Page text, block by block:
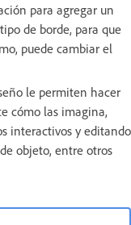
para agregar un
de borde, para que
puede cambiar el
le permiten hacer
cómo las imagina,
interactivos y editando
objeto, entre otros